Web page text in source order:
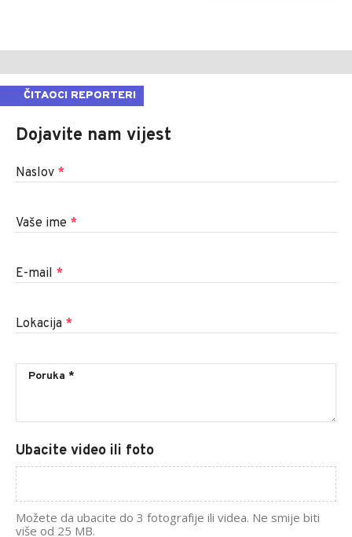
ČITAOCI REPORTERI
Dojavite nam vijest
Naslov *
Vaše ime *
E-mail *
Lokacija *
Ubacite video ili foto
Možete da ubacite do 3 fotografije ili videa. Ne smije biti
više od 25 MB.